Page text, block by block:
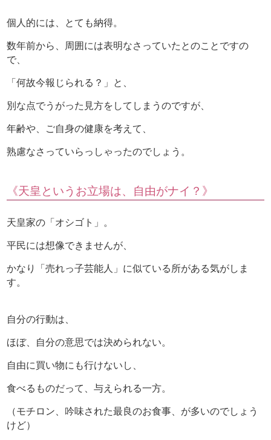
個人的には、とても納得。
数年前から、周囲には表明なさっていたとのことですの
で、
「何故今報じられる？」と、
別な点でうがった見方をしてしまうのですが、
年齢や、ご自身の健康を考えて、
熟慮なさっていらっしゃったのでしょう。
《天皇というお立場は、自由がナイ？》
天皇家の「オシゴト」。
平民には想像できませんが、
かなり「売れっ子芸能人」に似ている所がある気がしま
す。
自分の行動は、
ほぼ、自分の意思では決められない。
自由に買い物にも行けないし、
食べるものだって、与えられる一方。
（モチロン、吟味された最良のお食事、が多いのでしょう
けど）